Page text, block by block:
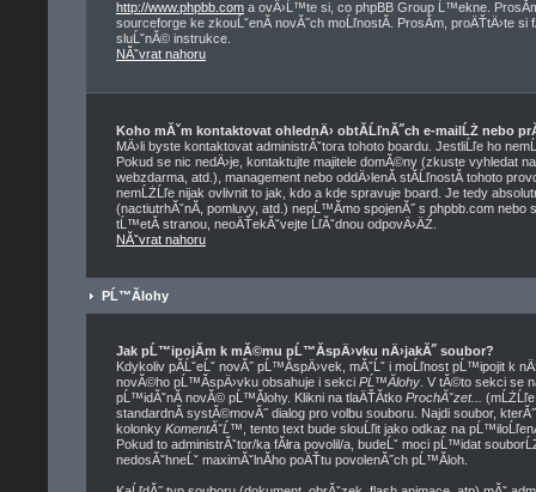
http://www.phpbb.com a ovÄ›Ĺ™te si, co phpBB Group Ĺ™ekne.
sourceforge ke zkouĹˇenĂ­ novĂ˝ch moĹľnostĂ­. ProsĂ­m, proÄŤtÄ›te
sluĹˇnĂ© instrukce.
NĂˇvrat nahoru
Koho mĂˇm kontaktovat ohlednÄ› obtĂ­ĹľnĂ˝ch e-mailĹŻ nebo
MÄ›li byste kontaktovat administrĂˇtora tohoto boardu. JestliĹľe ho
Pokud se nic nedÄ›je, kontaktujte majitele domĂ©ny (zkuste vyhledat
webzdarma, atd.), management nebo oddÄ›lenĂ­ stĂ­ĹľnostĂ­ tohoto
nemĹŻĹľe nijak ovlivnit to jak, kdo a kde spravuje board. Je tedy
(nactiutrhĂˇnĂ­, pomluvy, atd.) nepĹ™Ă­mo spojenĂ˝ s phpbb.com
tĹ™etĂ­ stranou, neoÄŤekĂˇvejte ĹľĂˇdnou odpovÄ›ÄŹ.
NĂˇvrat nahoru
PĹ™Ă­lohy
Jak pĹ™ipojĂ­m k mĂ©mu pĹ™Ă­spÄ›vku nÄ›jakĂ˝ soubor?
Kdykoliv pĂ­ĹˇeĹˇ novĂ˝ pĹ™Ă­spÄ›vek, mĂˇĹˇ i moĹľnost pĹ™ipojit k
novĂ©ho pĹ™Ă­spÄ›vku obsahuje i sekci PĹ™Ă­lohy . V tĂ©to sekci se
pĹ™idĂˇnĂ­ novĂ© pĹ™Ă­lohy. Klikni na tlaÄŤĂ­tko ProchĂˇzet...
standardnĂ­ systĂ©movĂ˝ dialog pro volbu souboru. Najdi soubor,
kolonky KomentĂˇĹ™ , tento text bude slouĹľit jako odkaz na
Pokud to administrĂˇtor/ka fĂłra povolil/a, budeĹˇ moci pĹ™idat
nedosĂˇhneĹˇ maximĂˇlnĂ­ho poÄŤtu povolenĂ˝ch pĹ™Ă­loh.